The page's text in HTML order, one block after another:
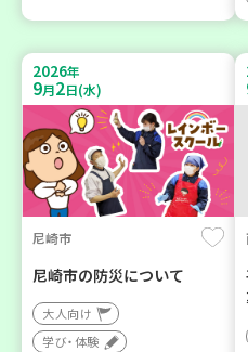
2026年
9月2日(水)
尼崎市
尼崎市の防災について
大人向け
学び・体験